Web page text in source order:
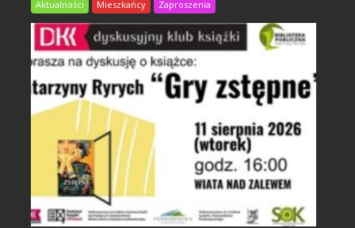
Aktualności Mieszkańcy Zaproszenia